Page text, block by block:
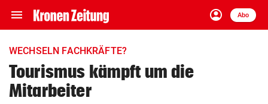
menu Navigation
ein-/ausklappen
account_circle
Anmelden
Abo
close Schließen
account_circle Anmelden
WECHSELN FACHKRÄFTE?
Tourismus kämpft um die
Mitarbeiter